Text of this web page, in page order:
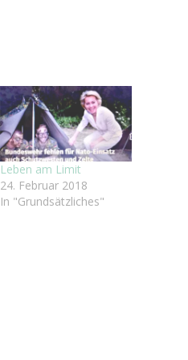
Leben am Limit
24. Februar 2018
In "Grundsätzliches"